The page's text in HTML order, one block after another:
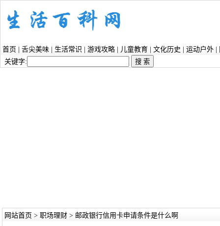
首页 舌尖美味 生活常识 游戏攻略 儿童教育 文化历史 运动户外
关键字:
网站首页 > 职场理财> 邮政银行信用卡申请条件是什么啊